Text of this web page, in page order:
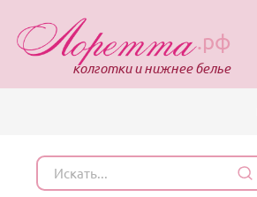
.рф
колготки и нижнее белье